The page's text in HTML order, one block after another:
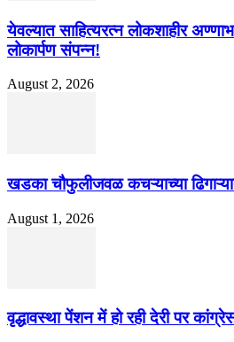
येवल्यात साहित्यरत्न लोकशाहीर
लोकार्पण संपन्न!
August 2, 2026
खडका चौफुलीजवळ कचऱ्याच्या
August 1, 2026
वृद्धावस्था पेंशन में हो रही देरी पर